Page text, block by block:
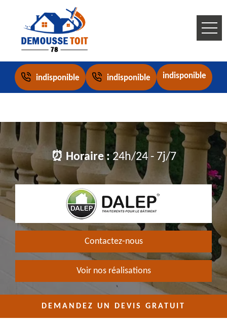
indisponible indisponible indisponible
⏰ Horaire :24h/24 - 7j/7
Contactez-nous
Voir nos réalisations
DEMANDEZ UN DEVIS GRATUIT